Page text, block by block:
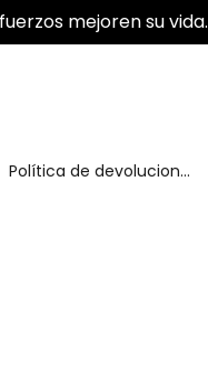
mejoren su vida.
Política de devoluciones